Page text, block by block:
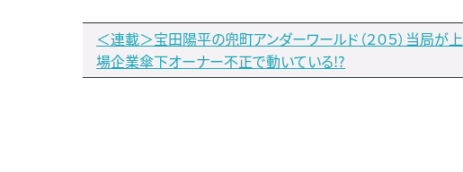
＜連載＞宝田陽平の兜町アンダーワールド（２０５）当局が上
場企業傘下オーナー不正で動いている!?